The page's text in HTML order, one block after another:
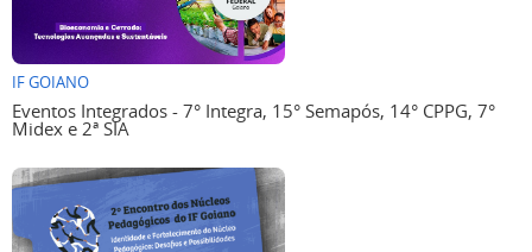
IF GOIANO
Eventos Integrados - 7° Integra, 15° Semapós, 14° CPPG, 7°
Midex e 2ª SIA